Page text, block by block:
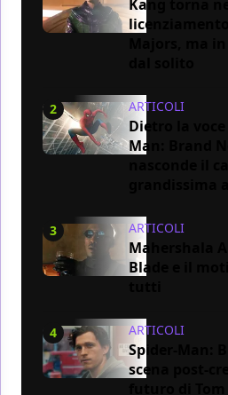
Kang torna
2 ARTICOLI
Dietro la voce
Man: Brand
3 ARTICOLI
Mahershala
Blade e il
4 ARTICOLI
Spider-Man:
scena post-